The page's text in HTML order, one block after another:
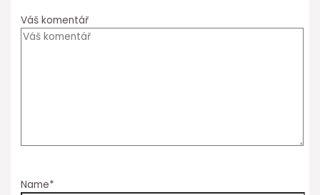
Váš komentář
Name*